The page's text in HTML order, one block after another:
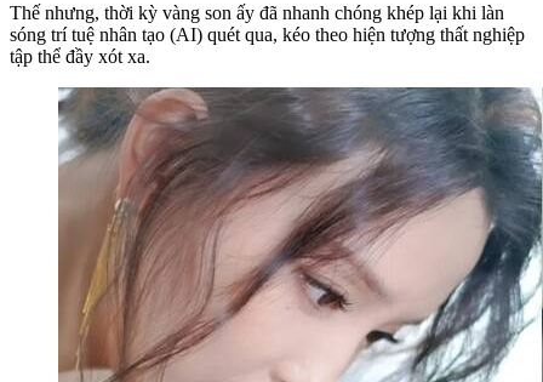
Thế nhưng, thời kỳ vàng son ấy đã nhanh chóng khép lại khi làn
sóng trí tuệ nhân tạo (AI) quét qua, kéo theo hiện tượng thất nghiệp
tập thể đầy xót xa.